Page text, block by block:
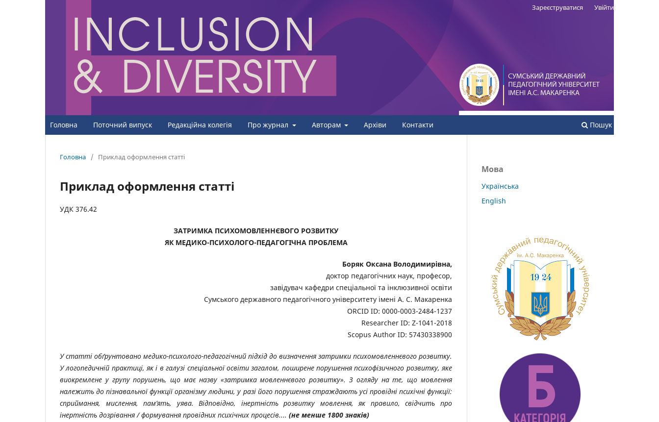
Головна Поточний випуск Редакційна колегія Про журнал Авторам Архіви Контакти Пошук
Зареєструватися Увійти
Головна / Приклад оформлення статті
Приклад оформлення статті
УДК 376.42
ЗАТРИМКА ПСИХОМОВЛЕННЄВОГО РОЗВИТКУ
ЯК МЕДИКО-ПСИХОЛОГО-ПЕДАГОГІЧНА ПРОБЛЕМА
Боряк Оксана Володимирівна,
доктор педагогічних наук, професор,
завідувач кафедри спеціальної та інклюзивної освіти
Сумського державного педагогічного університету імені А. С. Макаренка
ORCID ID: 0000-0003-2484-1237
Researcher ID: Z-1041-2018
Scopus Author ID: 57430338900
У статті обґрунтовано медико-психолого-педагогічний підхід до визначення затримки психомовленнєвого розвитку.
У логопедичній практиці, як і в галузі спеціальної освіти загалом, поширене порушення психофізичного розвитку, яке
виокремлене у групу порушень, що має назву «затримка мовленнєвого розвитку». З огляду на те, що мовлення
належить до пізнавальної функції організму людини, у разі його порушення страждають усі провідні психічні функції:
сприймання, мислення, пам’ять, уява. Відповідно, інертність розвитку мовлення, як правило, свідчить про
інертність дозрівання / формування провідних психічних процесів.... (не менше 1800 знаків)
Мова
Українська
English